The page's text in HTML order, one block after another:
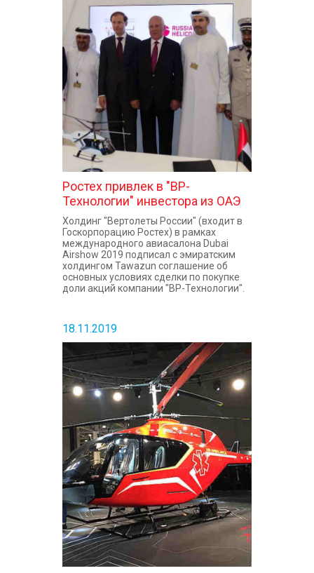
Ростех привлек в "ВР-
Технологии" инвестора из ОАЭ
Холдинг "Вертолеты России" (входит в
Госкорпорацию Ростех) в рамках
международного авиасалона Dubai
Airshow 2019 подписал с эмиратским
холдингом Tawazun соглашение об
основных условиях сделки по покупке
доли акций компании "ВР-Технологии".
18.11.2019